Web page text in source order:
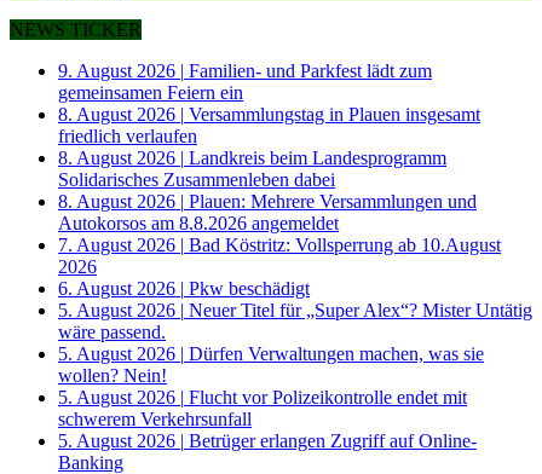
NEWS TICKER
9. August 2026 | Familien- und Parkfest lädt zum
gemeinsamen Feiern ein
8. August 2026 | Versammlungstag in Plauen insgesamt
friedlich verlaufen
8. August 2026 | Landkreis beim Landesprogramm
Solidarisches Zusammenleben dabei
8. August 2026 | Plauen: Mehrere Versammlungen und
Autokorsos am 8.8.2026 angemeldet
7. August 2026 | Bad Köstritz: Vollsperrung ab 10.August
2026
6. August 2026 | Pkw beschädigt
5. August 2026 | Neuer Titel für „Super Alex“? Mister Untätig
wäre passend.
5. August 2026 | Dürfen Verwaltungen machen, was sie
wollen? Nein!
5. August 2026 | Flucht vor Polizeikontrolle endet mit
schwerem Verkehrsunfall
5. August 2026 | Betrüger erlangen Zugriff auf Online-
Banking